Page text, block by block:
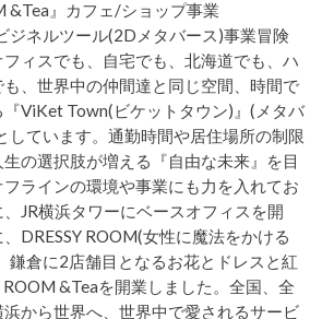
&Tea』カフェ/ショップ事業
ジネルツール(2Dメタバース)事業冒険
ィスでも、自宅でも、北海道でも、ハ
、世界中の仲間達と同じ空間、時間で
ViKet Town(ビケットタウン)』(メタバ
しています。通勤時間や居住場所の制限
の選択肢が増える『自由な未来』を目
ラインの環境や事業にも力を入れてお
JR横浜タワーにベースオフィスを開
DRESSY ROOM(女性に魔法をかける
鎌倉に2店舗目となるお花とドレスと紅
ROOM &Teaを開業しました。全国、全
から世界へ、世界中で愛されるサービ